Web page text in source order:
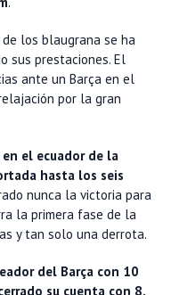
los blaugrana se ha
sus prestaciones. El
ante un Barça en el
por la gran
el ecuador de la
hasta los seis
nunca la victoria para
la primera fase de la
y tan solo una derrota.
del Barça con 10
su cuenta con 8.